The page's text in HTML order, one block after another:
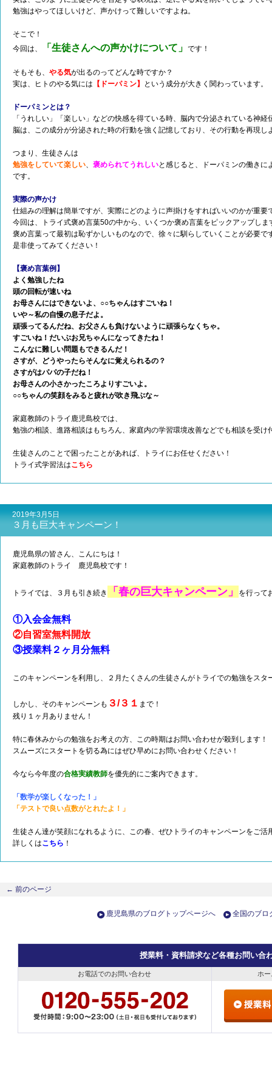
勉強はやってほしいけど、声かけって難しいですよね。
そこで！
今回は、
「生徒さんへの声かけについて」 です！
そもそも、 やる気が出るのってどんな時ですか？
実は、ヒトのやる気には 【ドーパミン】 という成分が大きく関わっています。
ドーパミンとは？
「うれしい」「楽しい」などの快感を得ている時、脳内で分泌されている神経
脳は、この成分が分泌された時の行動を強く記憶しており、その行動を再現し
つまり、生徒さんは
勉強をしていて楽しい、 褒められてうれしいと感じると、ドーパミンの働き
です。
実際の声かけ
仕組みの理解は簡単ですが、実際にどのように声掛けをすればいいのかが重要
今回は、トライ式褒め言葉50の中から、いくつか褒め言葉をピックアップしま
褒め言葉って最初は恥ずかしいものなので、徐々に馴らしていくことが必要で
是非使ってみてください！
【褒め言葉例】
よく勉強したね
頭の回転が速いね
お母さんにはできないよ、○○ちゃんはすごいね！
いや～私の自慢の息子だよ。
頑張ってるんだね、お父さんも負けないように頑張らなくちゃ。
すごいね！だいぶお兄ちゃんになってきたね！
こんなに難しい問題もできるんだ！
さすが、どうやったらそんなに覚えられるの？
さすがはパパの子だね！
お母さんの小さかったころよりすごいよ。
○○ちゃんの笑顔をみると疲れが吹き飛ぶな～
家庭教師のトライ鹿児島校では、
勉強の相談、進路相談はもちろん、家庭内の学習環境改善などでも相談を受け
生徒さんのことで困ったことがあれば、トライにお任せください！
トライ式学習法はこちら
2019年3月5日
３月も巨大キャンペーン！
鹿児島県の皆さん、こんにちは！
家庭教師のトライ 鹿児島校です！
トライでは、３月も引き続き 「春の巨大キャンペーン」 を行って
①入会金無料
②自習室無料開放
③授業料２ヶ月分無料
このキャンペーンを利用し、２月たくさんの生徒さんがトライでの勉強をスタ
しかし、そのキャンペーンも ３/３１ まで！
残り１ヶ月ありません！
特に春休みからの勉強をお考えの方、この時期はお問い合わせが殺到します！
スムーズにスタートを切る為にはぜひ早めにお問い合わせください！
今なら今年度の合格実績教師を優先的にご案内できます。
「数学が楽しくなった！」
「テストで良い点数がとれたよ！」
生徒さん達が笑顔になれるように、この春、ぜひトライのキャンペーンをご活
詳しくはこちら ！
← 前のページ
鹿児島県のブログトップページへ 全国のブロ
授業料・資料請求など各種お問い合
お電話でのお問い合わせ ホ